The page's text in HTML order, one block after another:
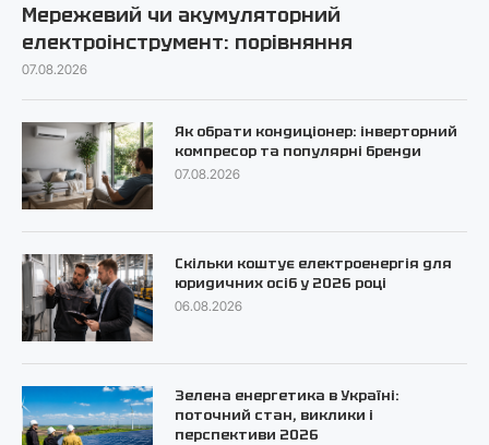
Мережевий чи акумуляторний
електроінструмент: порівняння
07.08.2026
Як обрати кондиціонер: інверторний
компресор та популярні бренди
07.08.2026
Скільки коштує електроенергія для
юридичних осіб у 2026 році
06.08.2026
Зелена енергетика в Україні:
поточний стан, виклики і
перспективи 2026